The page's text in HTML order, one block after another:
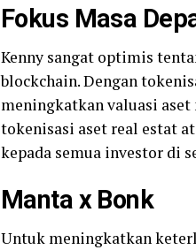
Fokus Masa
Kenny sangat optimis
blockchain. Dengan
meningkatkan valuasi aset
tokenisasi aset real estat
kepada semua investor di
Manta x Bonk
Untuk meningkatkan